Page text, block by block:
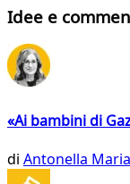
Idee e
«Ai bambini di
di Antonella